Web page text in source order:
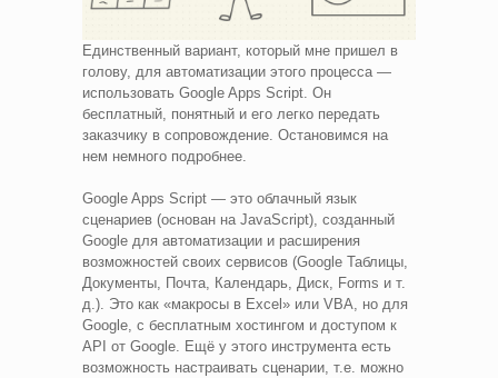
Единственный вариант, который мне пришел в
голову, для автоматизации этого процесса —
использовать Google Apps Script. Он
бесплатный, понятный и его легко передать
заказчику в сопровождение. Остановимся на
нем немного подробнее.
Google Apps Script — это облачный язык
сценариев (основан на JavaScript), созданный
Google для автоматизации и расширения
возможностей своих сервисов (Google Таблицы,
Документы, Почта, Календарь, Диск, Forms и т.
д.). Это как «макросы в Excel» или VBA, но для
Google, с бесплатным хостингом и доступом к
API от Google. Ещё у этого инструмента есть
возможность настраивать сценарии, т.е. можно